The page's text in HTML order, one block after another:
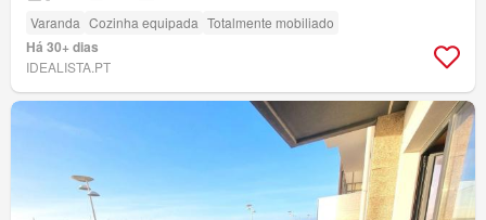
Varanda Cozinha equipada Totalmente mobiliado
Há 30+ dias
IDEALISTA.PT